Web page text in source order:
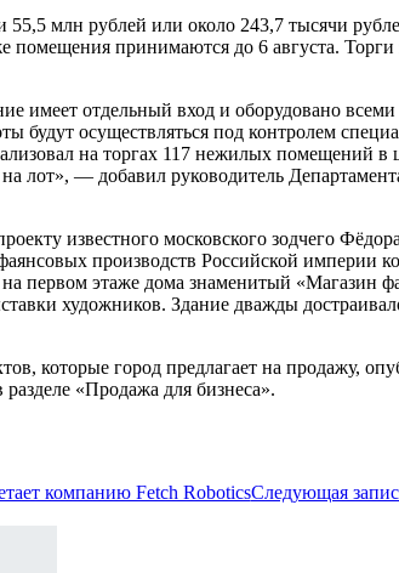
55,5 млн рублей или около 243,7 тысячи
помещения принимаются до 6 августа.
имеет отдельный вход и оборудовано
осуществляться под контролем
на торгах 117 нежилых помещений
на лот», — добавил руководитель
известного московского зодчего
производств Российской империи
первом этаже дома знаменитый «Магазин
художников. Здание дважды
которые город предлагает на продажу,
«Продажа для бизнеса».
компанию Fetch RoboticsСледующая